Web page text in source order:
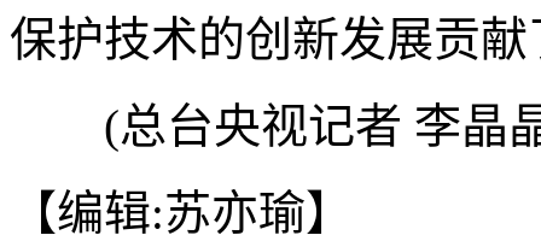
保护技术的创新发展贡
(总台央视记者 李晶
【编辑:苏亦瑜】